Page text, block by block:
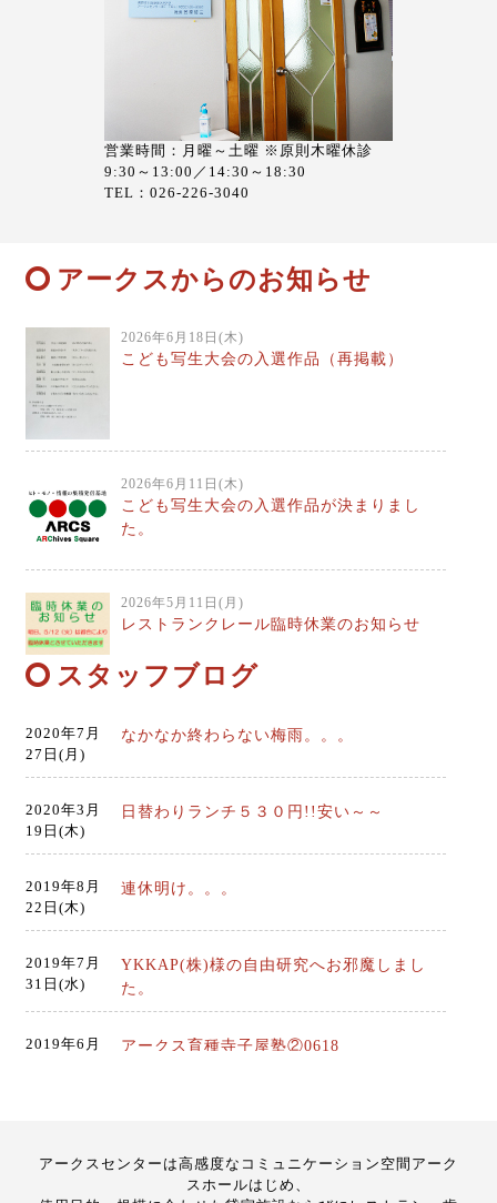
営業時間：月曜～土曜 ※原則木曜休診
9:30～13:00／14:30～18:30
TEL：026-226-3040
アークスからのお知らせ
2026年6月18日(木)
こども写生大会の入選作品（再掲載）
2026年6月11日(木)
こども写生大会の入選作品が決まりまし
た。
2026年5月11日(月)
レストランクレール臨時休業のお知らせ
アークスの桜５分咲き？
2026年3月30日(月)
2026年3月19日(木)
スタッフブログ
2020年7月
27日(月)
なかなか終わらない梅雨。。。
2020年3月
19日(木)
日替わりランチ５３０円!!安い～～
2019年8月
22日(木)
連休明け。。。
2019年7月
31日(水)
YKKAP(株)様の自由研究へお邪魔しまし
た。
2019年6月
アークス育種寺子屋塾②0618
2019年5月 GWも終わり・・・
アークスセンターは高感度なコミュニケーション空間アーク
スホールはじめ、